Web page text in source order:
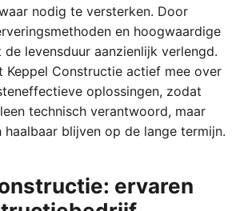
nodig te versterken. Door
en hoogwaardige
levensduur aanzienlijk verlengd.
Keppel Constructie actief mee over
oplossingen, zodat
technisch verantwoord, maar
blijven op de lange termijn.
ervaren